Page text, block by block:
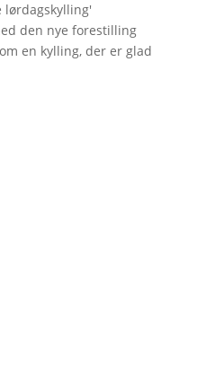
lørdagskylling'
den nye forestilling
en kylling, der er glad